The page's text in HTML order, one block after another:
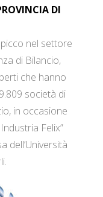
DI
nel settore
di Bilancio,
che hanno
società di
in occasione
Felix”
dell’Università